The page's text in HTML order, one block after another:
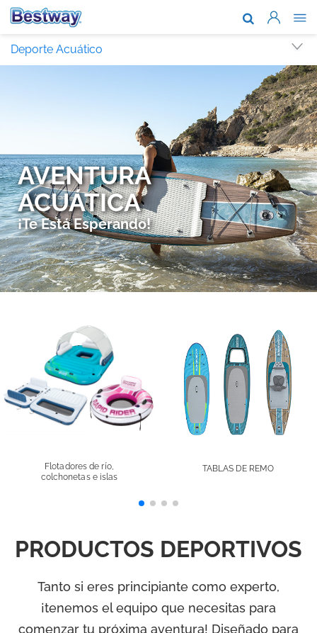
Acerca de
Soporte
Dónde
Noticias
Trabaja
Deporte Acuático